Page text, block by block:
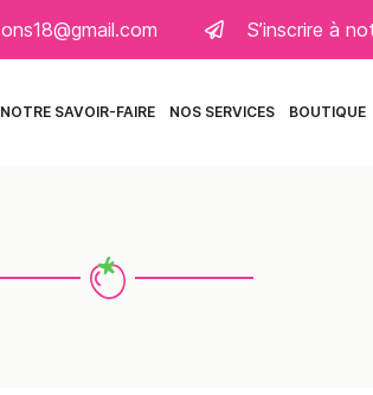
S’inscrire à
NOTRE SAVOIR-FAIRE NOS SERVICES BOUTIQUE